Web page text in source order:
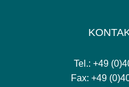
Tel.: +49
Fax: +49